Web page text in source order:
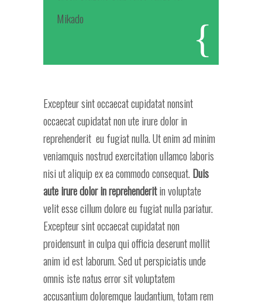
Mikado
Excepteur sint occaecat cupidatat nonsint
occaecat cupidatat non ute irure dolor in
reprehenderit eu fugiat nulla. Ut enim ad minim
veniamquis nostrud exercitation ullamco laboris
nisi ut aliquip ex ea commodo consequat. Duis
aute irure dolorin reprehenderitin voluptate
velit esse cillum dolore eu fugiat nulla pariatur.
Excepteur sint occaecat cupidatat non
proidensunt in culpa qui officia deserunt mollit
anim id est laborum. Sed ut perspiciatis unde
omnis iste natus error sit voluptatem
accusantium doloremque laudantium, totam rem